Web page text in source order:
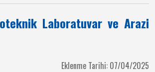
Laboratuvar ve Arazi
Eklenme Tarihi: 07/04/2025